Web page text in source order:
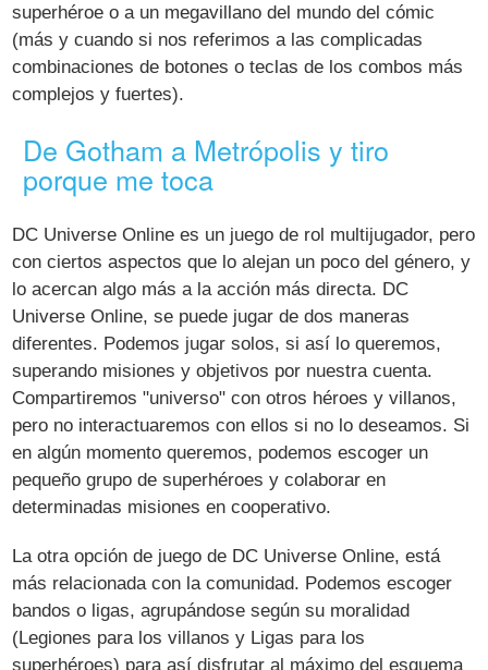
superhéroe o a un megavillano del mundo del cómic
(más y cuando si nos referimos a las complicadas
combinaciones de botones o teclas de los combos más
complejos y fuertes).
De Gotham a Metrópolis y tiro
porque me toca
DC Universe Online es un juego de rol multijugador, pero
con ciertos aspectos que lo alejan un poco del género, y
lo acercan algo más a la acción más directa. DC
Universe Online, se puede jugar de dos maneras
diferentes. Podemos jugar solos, si así lo queremos,
superando misiones y objetivos por nuestra cuenta.
Compartiremos "universo" con otros héroes y villanos,
pero no interactuaremos con ellos si no lo deseamos. Si
en algún momento queremos, podemos escoger un
pequeño grupo de superhéroes y colaborar en
determinadas misiones en cooperativo.
La otra opción de juego de DC Universe Online, está
más relacionada con la comunidad. Podemos escoger
bandos o ligas, agrupándose según su moralidad
(Legiones para los villanos y Ligas para los
superhéroes) para así disfrutar al máximo del esquema